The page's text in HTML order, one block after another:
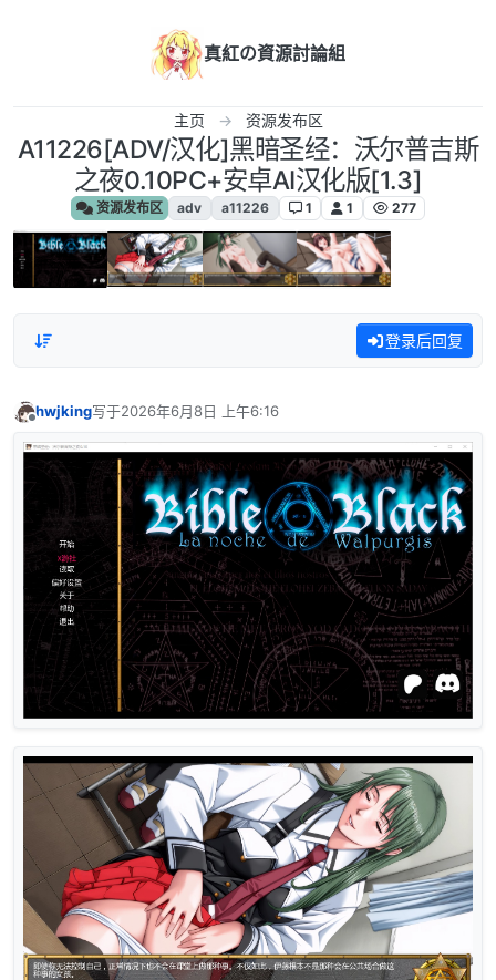
真紅の資源討論組
主页 资源发布区
A11226[ADV/汉化]黑暗圣经：沃尔普吉斯
之夜0.10PC+安卓AI汉化版[1.3]
资源发布区 adv a11226 1 1 277
登录后回复
hwjking写于2026年6月8日 上午6:16
最后由 编辑